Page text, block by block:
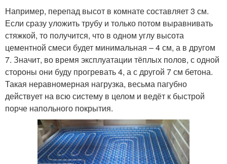
Например, перепад высот в комнате составляет 3 см.
Если сразу уложить трубу и только потом выравнивать
стяжкой, то получится, что в одном углу высота
цементной смеси будет минимальная – 4 см, а в другом
7. Значит, во время эксплуатации тёплых полов, с одной
стороны они буду прогревать 4, а с другой 7 см бетона.
Такая неравномерная нагрузка, весьма пагубно
действует на всю систему в целом и ведёт к быстрой
порче напольного покрытия.